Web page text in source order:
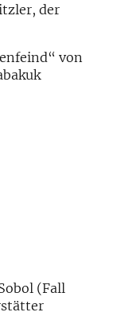
der
von
(Fall